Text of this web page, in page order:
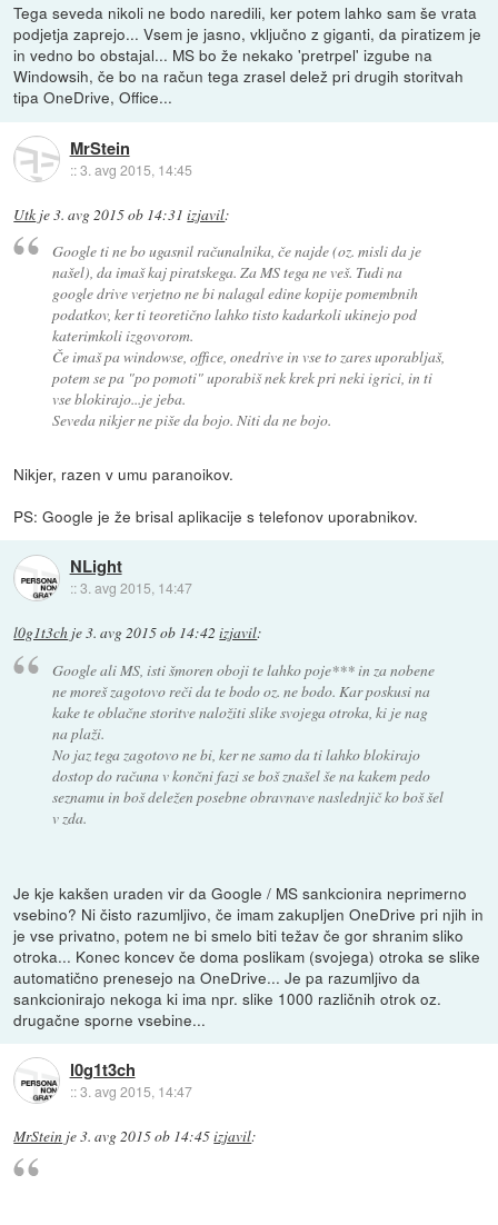
Tega seveda nikoli ne bodo naredili, ker potem lahko sam še vrata
podjetja zaprejo... Vsem je jasno, vključno z giganti, da piratizem je
in vedno bo obstajal... MS bo že nekako 'pretrpel' izgube na
Windowsih, če bo na račun tega zrasel delež pri drugih storitvah
tipa OneDrive, Office...
MrStein
::3. avg 2015, 14:45
Utk je3. avg 2015 ob 14:31 izjavil:
Google ti ne bo ugasnil računalnika, če najde (oz. misli da je
našel), da imaš kaj piratskega. Za MS tega ne veš. Tudi na
google drive verjetno ne bi nalagal edine kopije pomembnih
podatkov, ker ti teoretično lahko tisto kadarkoli ukinejo pod
katerimkoli izgovorom.
Če imaš pa windowse, office, onedrive in vse to zares uporabljaš,
potem se pa "po pomoti" uporabiš nek krek pri neki igrici, in ti
vse blokirajo...je jeba.
Seveda nikjer ne piše da bojo. Niti da ne bojo.
Nikjer, razen v umu paranoikov.
PS: Google je že brisal aplikacije s telefonov uporabnikov.
NLight
::3. avg 2015, 14:47
l0g1t3ch je3. avg 2015 ob 14:42 izjavil:
Google ali MS, isti šmoren oboji te lahko poje*** in za nobene
ne moreš zagotovo reči da te bodo oz. ne bodo. Kar poskusi na
kake te oblačne storitve naložiti slike svojega otroka, ki je nag
na plaži.
No jaz tega zagotovo ne bi, ker ne samo da ti lahko blokirajo
dostop do računa v končni fazi se boš znašel še na kakem pedo
seznamu in boš deležen posebne obravnave naslednjič ko boš šel
v zda.
Je kje kakšen uraden vir da Google / MS sankcionira neprimerno
vsebino? Ni čisto razumljivo, če imam zakupljen OneDrive pri njih in
je vse privatno, potem ne bi smelo biti težav če gor shranim sliko
otroka... Konec koncev če doma poslikam (svojega) otroka se slike
automatično prenesejo na OneDrive... Je pa razumljivo da
sankcionirajo nekoga ki ima npr. slike 1000 različnih otrok oz.
drugačne sporne vsebine...
l0g1t3ch
::3. avg 2015, 14:47
MrStein je3. avg 2015 ob 14:45izjavil: